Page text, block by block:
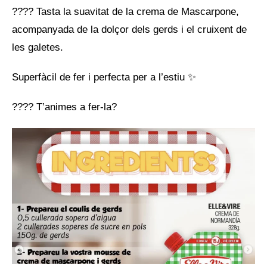
???? Tasta la suavitat de la crema de Mascarpone,
acompanyada de la dolçor dels gerds i el cruixent de
les galetes.
Superfàcil de fer i perfecta per a l’estiu ✨
???? T’animes a fer-la?